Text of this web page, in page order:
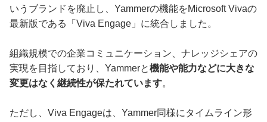
いうブランドを廃止し、Yammerの機能をMicrosoft Vivaの
最新版である「Viva Engage」に統合しました。
組織規模での企業コミュニケーション、ナレッジシェアの
実現を目指しており、Yammerと機能や能力などに大きな
変更はなく継続性が保たれています。
ただし、Viva Engageは、Yammer同様にタイムライン形